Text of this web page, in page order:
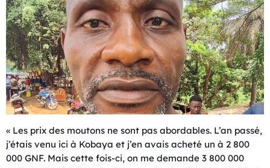
« Les prix des moutons ne sont pas abordables. L’an passé,
j’étais venu ici à Kobaya et j’en avais acheté un à 2 800
000 GNF. Mais cette fois-ci, on me demande 3 800 000